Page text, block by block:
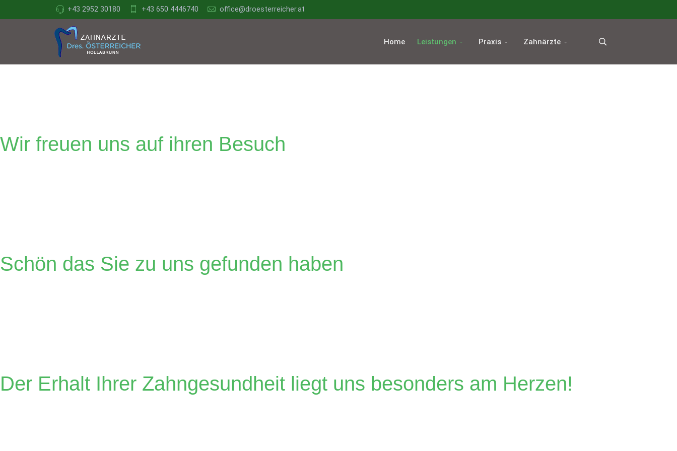
+43 2952 30180 +43 650 4446740 office@droesterreicher.at
Home Leistungen Praxis Zahnärzte
Wir freuen uns auf ihren Besuch
Schön das Sie zu uns gefunden haben
Der Erhalt Ihrer Zahngesundheit liegt uns besonders am Herzen!